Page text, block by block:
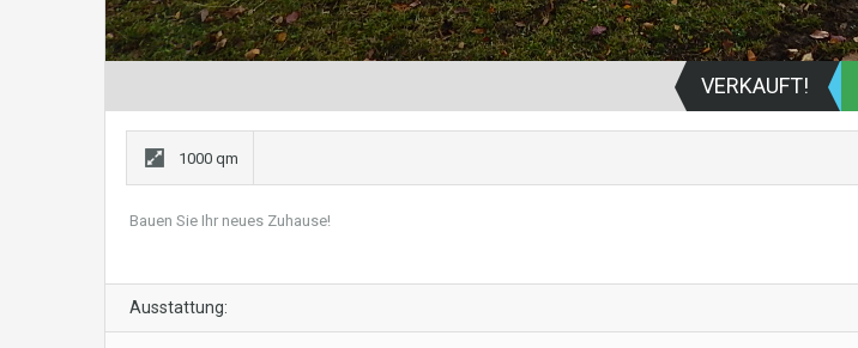
VERKAUFT!
1000 qm
Bauen Sie Ihr neues Zuhause!
Ausstattung: